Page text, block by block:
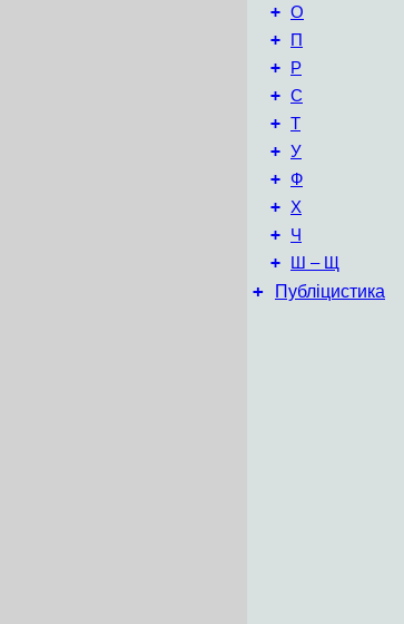
+ О
+ П
+ Р
+ С
+ Т
+ У
+ Ф
+ Х
+ Ч
+ Ш – Щ
+ Публіцистика